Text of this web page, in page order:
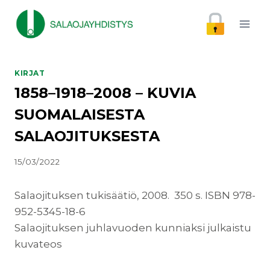
sisältöön
KIRJAT
1858–1918–2008 – KUVIA
SUOMALAISESTA
SALAOJITUKSESTA
15/03/2022
Salaojituksen tukisäätiö, 2008. 350 s. ISBN 978-
952-5345-18-6
Salaojituksen juhlavuoden kunniaksi julkaistu
kuvateos